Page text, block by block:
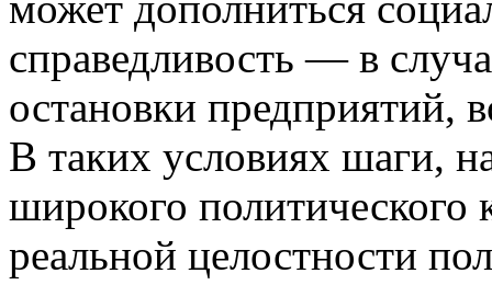
справедливость — в
остановки предприятий,
В таких условиях шаги,
широкого политического
реальной целостности